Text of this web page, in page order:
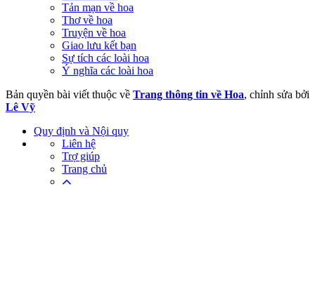
Tản mạn về hoa
Thơ về hoa
Truyện về hoa
Giao lưu kết bạn
Sự tích các loài hoa
Ý nghĩa các loài hoa
Bản quyền bài viết thuộc về Trang thông tin về Hoa, chỉnh sửa bởi
Lê Vỹ
Quy định và Nội quy
Liên hệ
Trợ giúp
Trang chủ